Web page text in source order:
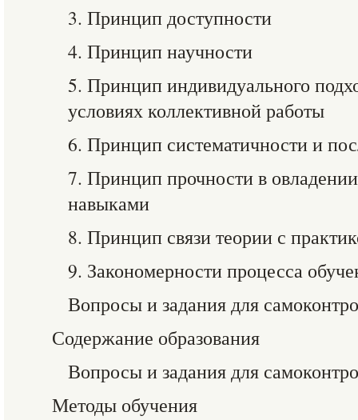
3. Принцип доступности
4. Принцип научности
5. Принцип индивидуального
условиях коллективной работы
6. Принцип систематичности и
7. Принцип прочности в
навыками
8. Принцип связи теории с
9. Закономерности процесса
Вопросы и задания для
Содержание образования
Вопросы и задания для
Методы обучения